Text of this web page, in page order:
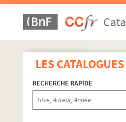
LES CATALOGUES
RECHERCHE RAPIDE
qr14-1-25. La porte
qr14-1-26. Visite à la
qr14-1-27. Carrières
qr14-1-28. Palerme :
qr14-1-29. La Bourse
qr14-1-30. Lille :
qr14-1-31. Guide du